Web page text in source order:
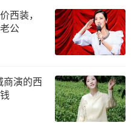
西装，
公
商演的西